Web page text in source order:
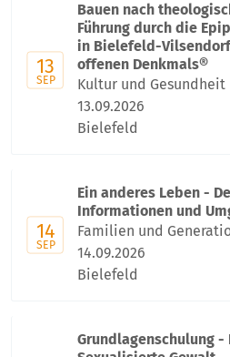
13
SEP
Bauen nach
Führung durch die
in Bielefeld-
offenen Denkmals®
Kultur und Gesundheit
13.09.2026
Bielefeld
14
SEP
Ein anderes Leben -
Informationen und
Familien und
14.09.2026
Bielefeld
Grundlagenschulung -